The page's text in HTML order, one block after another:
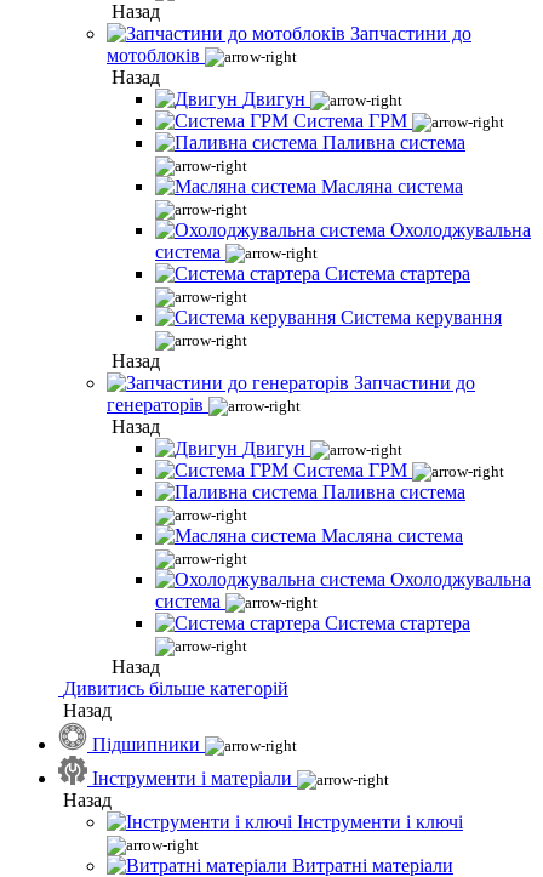
Назад
Запчастини до
мотоблоків
Назад
Двигун
Система ГРМ
Паливна система
Масляна система
Охолоджувальна
система
Система стартера
Система керування
Назад
Запчастини до
генераторів
Назад
Двигун
Система ГРМ
Паливна система
Масляна система
Охолоджувальна
система
Система стартера
Назад
Дивитись більше категорій
Назад
Підшипники
Інструменти і матеріали
Назад
Інструменти і ключі
Витратні матеріали